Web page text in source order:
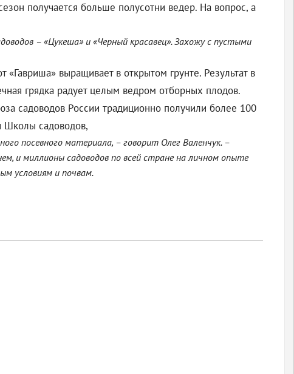
получается больше полусотни ведер. На вопрос, а
– «Цукеша» и «Черный красавец». Захожу с пустыми
выращивает в открытом грунте. Результат в
грядка радует целым ведром отборных плодов.
садоводов России традиционно получили более 100
Школы садоводов,
посевного материала, – говорит Олег Валенчук. –
и миллионы садоводов по всей стране на личном опыте
условиям и почвам.